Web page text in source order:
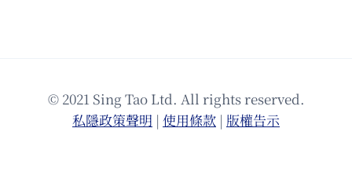
© 2021 Sing Tao Ltd. All rights reserved.
私隱政策聲明 | 使⽤條款 | 版權告⽰